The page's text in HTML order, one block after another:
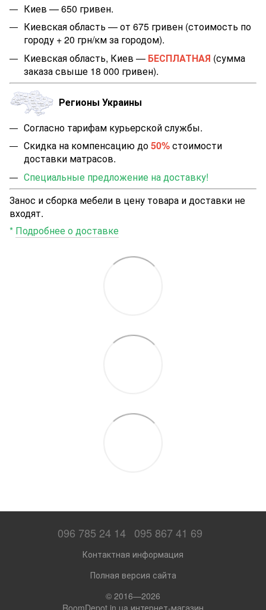
Киев — 650 гривен.
Киевская область — от 675 гривен (стоимость по
городу + 20 грн/км за городом).
Киевская область, Киев — БЕСПЛАТНАЯ (сумма
заказа свыше 18 000 гривен).
Регионы Украины
Согласно тарифам курьерской службы.
Скидка на компенсацию до50%стоимости
доставки матрасов.
Специальные предложение на доставку!
Занос и сборка мебели в цену товара и доставки не
входят.
* Подробнее о доставке
096 785 24 14 095 867 41 69
Контактная информация
Полная версия сайта
© 2016—2026
RoomDepot.in.ua интернет-магазин